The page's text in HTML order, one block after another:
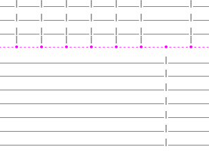
●-----●-----●-----●-----●-----●-----●-----